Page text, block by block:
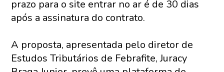
prazo para o site entrar no ar é de 30 dias
após a assinatura do contrato.
A proposta, apresentada pelo diretor de
Estudos Tributários de Febrafite, Juracy